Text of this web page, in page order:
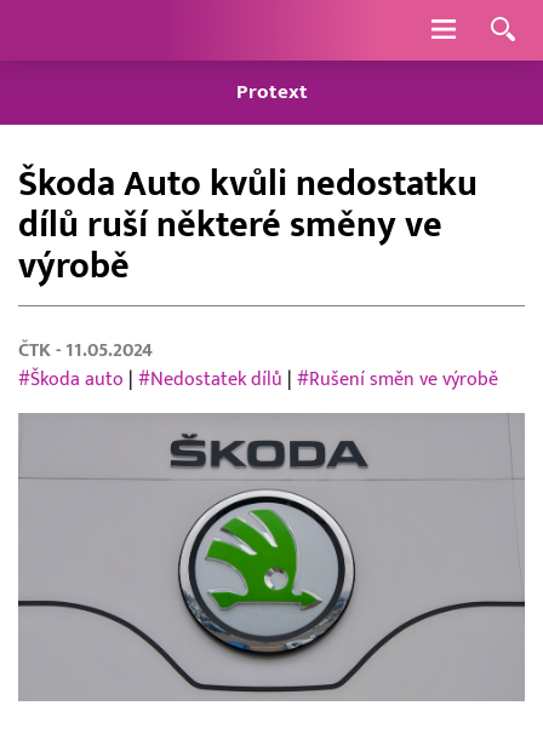
Navigace
Protext
Škoda Auto kvůli nedostatku
dílů ruší některé směny ve
výrobě
ČTK - 11.05.2024
#Škoda auto
#Nedostatek dílů #Rušení směn ve výrobě